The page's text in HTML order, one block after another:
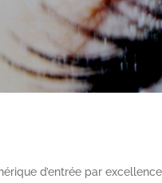
d’entrée par